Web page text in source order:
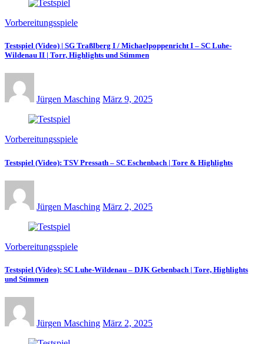
Vorbereitungsspiele
Testspiel (Video) | SG Traßlberg I / Michaelpoppenricht I – SC Luhe-
Wildenau II | Torr, Highlights und Stimmen
Jürgen Masching März 9, 2025
Vorbereitungsspiele
Testspiel (Video): TSV Pressath – SC Eschenbach | Tore & Highlights
Jürgen Masching März 2, 2025
Vorbereitungsspiele
Testspiel (Video): SC Luhe-Wildenau – DJK Gebenbach | Tore, Highlights
und Stimmen
Jürgen Masching März 2, 2025